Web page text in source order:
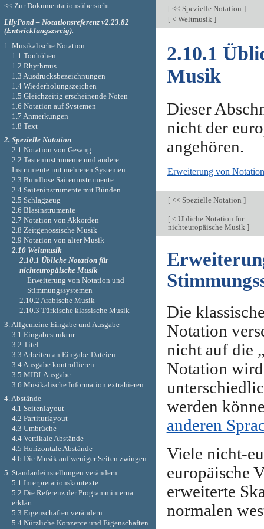
[<< Spezielle Notation ]
[< Weltmusik ]
2.10.1
Musik
Dieser
nicht der
angehören.
Erweiterung von
[<< Spezielle Notation ]
[< Übliche Notation für
nichteuropäische Musik ]
Die
Notation
nicht auf die
Notation
werden
anderen
Viele nicht-
europäische
erweiterte
normalen
<< Zur Dokumentationsübersicht
LilyPond – Notationsreferenz v2.23.82
(Entwicklungszweig).
1. Musikalische Notation
1.1 Tonhöhen
1.2 Rhythmus
1.3 Ausdrucksbezeichnungen
1.4 Wiederholungszeichen
1.5 Gleichzeitig erscheinende Noten
1.6 Notation auf Systemen
1.7 Anmerkungen
1.8 Text
2. Spezielle Notation
2.1 Notation von Gesang
2.2 Tasteninstrumente und andere
Instrumente mit mehreren Systemen
2.3 Bundlose Saiteninstrumente
2.4 Saiteninstrumente mit Bünden
2.5 Schlagzeug
2.6 Blasinstrumente
2.7 Notation von Akkorden
2.8 Zeitgenössische Musik
2.9 Notation von alter Musik
2.10 Weltmusik
2.10.1 Übliche Notation für
nichteuropäische Musik
Erweiterung von Notation und
Stimmungssystemen
2.10.2 Arabische Musik
2.10.3 Türkische klassische Musik
3. Allgemeine Eingabe und Ausgabe
3.1 Eingabestruktur
3.2 Titel
3.3 Arbeiten an Eingabe-Dateien
3.4 Ausgabe kontrollieren
3.5 MIDI-Ausgabe
3.6 Musikalische Information extrahieren
4. Abstände
4.1 Seitenlayout
4.2 Partiturlayout
4.3 Umbrüche
4.4 Vertikale Abstände
4.5 Horizontale Abstände
4.6 Die Musik auf weniger Seiten zwingen
5. Standardeinstellungen verändern
5.1 Interpretationskontexte
5.2 Die Referenz der Programminterna
erklärt
5.3 Eigenschaften verändern
5.4 Nützliche Konzepte und Eigenschaften